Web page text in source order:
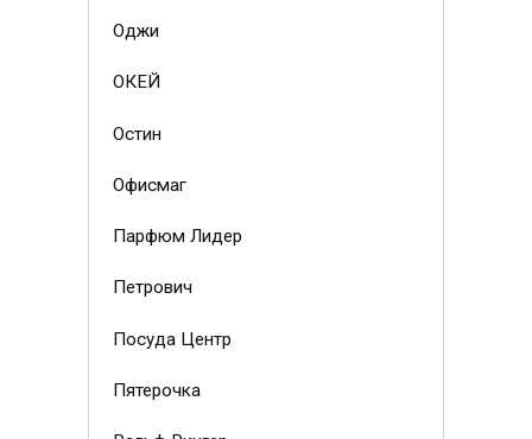
Оджи
ОКЕЙ
Остин
Офисмаг
Парфюм Лидер
Петрович
Посуда Центр
Пятерочка